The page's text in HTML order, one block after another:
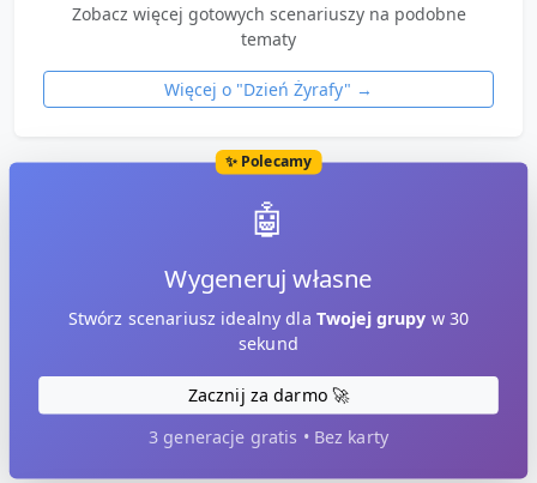
Zobacz więcej gotowych scenariuszy na podobne
tematy
Więcej o "Dzień Żyrafy" →
✨ Polecamy
🤖
Wygeneruj własne
Stwórz scenariusz idealny dla Twojej grupy w 30
sekund
Zacznij za darmo 🚀
3 generacje gratis • Bez karty